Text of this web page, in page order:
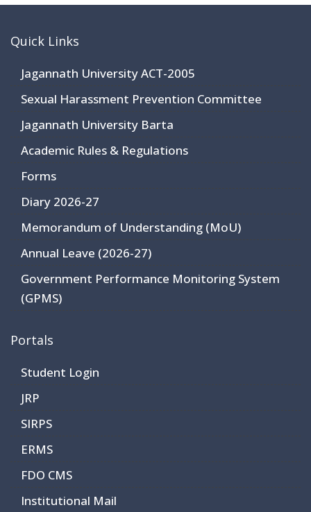
Quick Links
Jagannath University ACT-2005
Sexual Harassment Prevention Committee
Jagannath University Barta
Academic Rules & Regulations
Forms
Diary 2026-27
Memorandum of Understanding (MoU)
Annual Leave (2026-27)
Government Performance Monitoring System
(GPMS)
Portals
Student Login
JRP
SIRPS
ERMS
FDO CMS
Institutional Mail